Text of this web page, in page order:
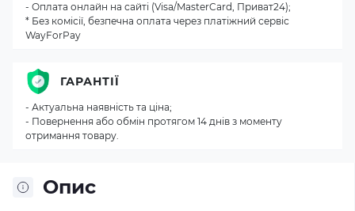
Опис
- Оплата онлайн на сайті (Visa/MasterCard, Приват24);
* Без комісії, безпечна оплата через платіжний сервіс
WayForPay
ГАРАНТІЇ
- Актуальна наявність та ціна;
- Повернення або обмін протягом 14 днів з моменту
отримання товару.